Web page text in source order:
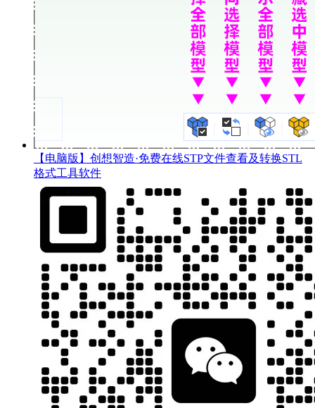
【电脑版】创想智造·免费在线STP文件查看及转换STL
格式工具软件